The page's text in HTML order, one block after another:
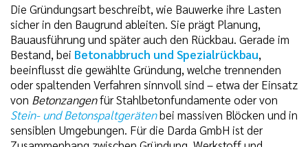
Die Gründungsart beschreibt, wie Bauwerke ihre Lasten
sicher in den Baugrund ableiten. Sie prägt Planung,
Bauausführung und später auch den Rückbau. Gerade im
Bestand, bei Betonabbruch und Spezialrückbau,
beeinflusst die gewählte Gründung, welche trennenden
oder spaltenden Verfahren sinnvoll sind – etwa der Einsatz
von Betonzangenfür Stahlbetonfundamente oder von
Stein- und Betonspaltgerätenbei massiven Blöcken und in
sensiblen Umgebungen. Für die Darda GmbH ist der